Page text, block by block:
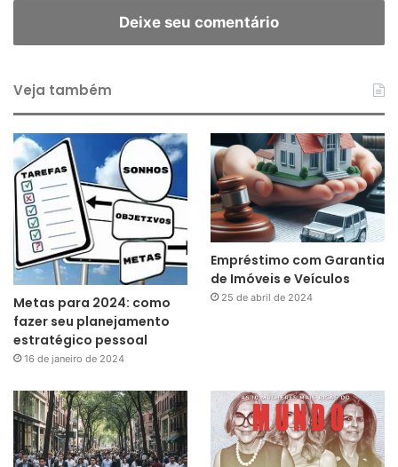
Deixe seu comentário
Veja também
Metas para 2024: como
fazer seu planejamento
estratégico pessoal
16 de janeiro de 2024
Empréstimo com Garantia
de Imóveis e Veículos
25 de abril de 2024